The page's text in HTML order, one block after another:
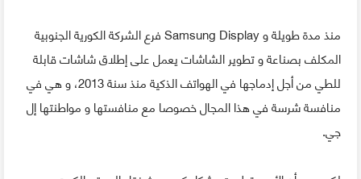
منذ مدة طويلة و Samsung Display فرع الشركة الكورية الجنوبية
المكلف بصناعة و تطوير الشاشات يعمل على إطلاق شاشات قابلة
للطي من أجل إدماجها في الهواتف الذكية منذ سنة 2013، و هي في
منافسة شرسة في هذا المجال خصوصا مع منافستها و مواطنتها إل
جي.